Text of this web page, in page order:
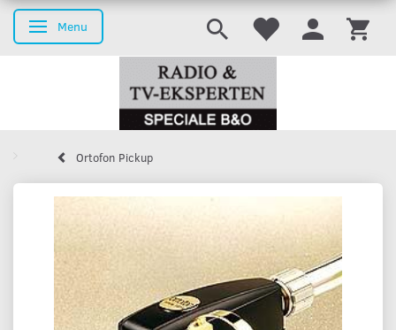
Skifte navigation
Menu
Ortofon Pickup